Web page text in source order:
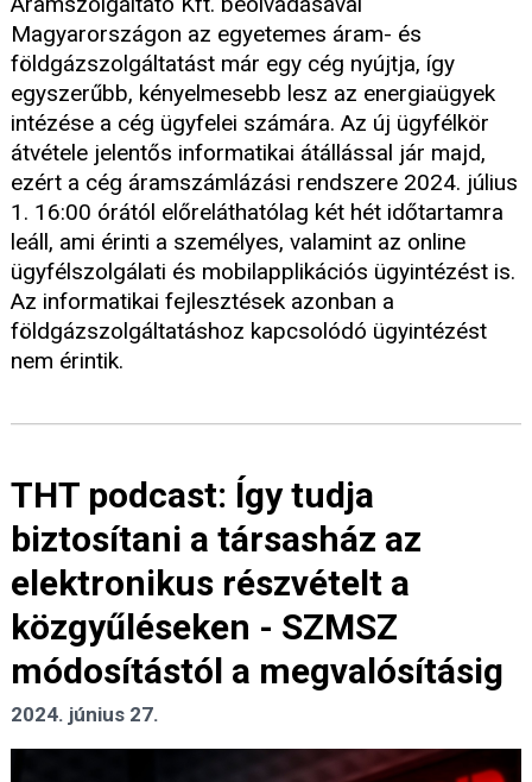
Magyarországon az egyetemes áram- és
földgázszolgáltatást már egy cég nyújtja, így
egyszerűbb, kényelmesebb lesz az energiaügyek
intézése a cég ügyfelei számára. Az új ügyfélkör
átvétele jelentős informatikai átállással jár majd,
ezért a cég áramszámlázási rendszere 2024. július
1. 16:00 órától előreláthatólag két hét időtartamra
leáll, ami érinti a személyes, valamint az online
ügyfélszolgálati és mobilapplikációs ügyintézést is.
Az informatikai fejlesztések azonban a
földgázszolgáltatáshoz kapcsolódó ügyintézést
nem érintik.
THT podcast: Így tudja
biztosítani a társasház az
elektronikus részvételt a
közgyűléseken - SZMSZ
módosítástól a megvalósításig
2024. június 27.